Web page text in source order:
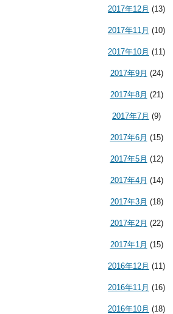
2017年12月 (13)
2017年11月 (10)
2017年10月 (11)
2017年9月 (24)
2017年8月 (21)
2017年7月 (9)
2017年6月 (15)
2017年5月 (12)
2017年4月 (14)
2017年3月 (18)
2017年2月 (22)
2017年1月 (15)
2016年12月 (11)
2016年11月 (16)
2016年10月 (18)